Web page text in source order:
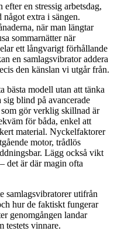
en stressig arbetsdag,
extra i sängen.
när man längtar
sommarnätter när
ett långvarigt förhållande
en samlagsvibrator addera
den känslan vi utgår från.
bästa modell utan att tänka
blind på avancerade
gör verklig skillnad är
för båda, enkel att
material. Nyckelfaktorer
motor, trådlös
Lägg också vikt
det är där magin ofta
samlagsvibratorer utifrån
hur de faktiskt fungerar
genomgången landar
testets vinnare.